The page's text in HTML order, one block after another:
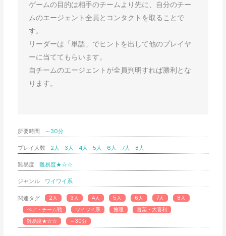
ゲームの目的は相手のチームより先に、自分のチー
ムのエージェント全員とコンタクトを取ることで
す。
リーダーは「単語」でヒントを出して他のプレイヤ
ーに当ててもらいます。
自チームのエージェントが全員判明すれば勝利とな
ります。
所要時間 ～30分
プレイ人数 2人 3人 4人 5人 6人 7人 8人
難易度 難易度★☆☆
ジャンル ワイワイ系
関連タグ 2人 3人 4人 5人 6人 7人
8人
ペア・チーム戦
ワイワイ系 推理
言葉・大喜利
難易度★☆☆
～30分